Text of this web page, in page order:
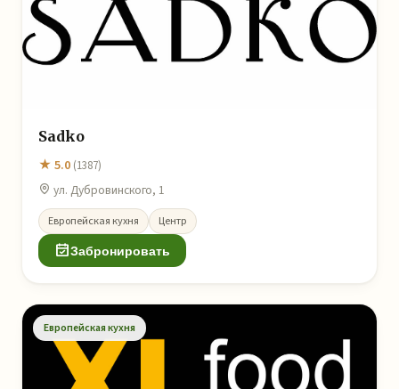
Sadko
★ 5.0 (1387)
ул. Дубровинского, 1
Европейская кухня Центр
Забронировать
Европейская кухня